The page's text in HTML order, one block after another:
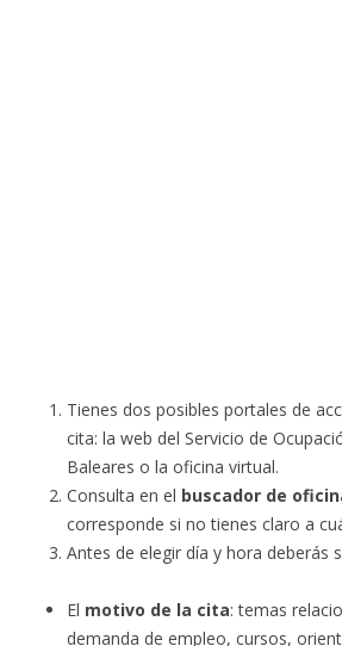
Tienes dos posibles portales de
cita: la web del Servicio de
Baleares o la oficina virtual.
Consulta en el buscador de
corresponde si no tienes claro a
Antes de elegir día y hora deberás
El motivo de la cita: temas
demanda de empleo, cursos,